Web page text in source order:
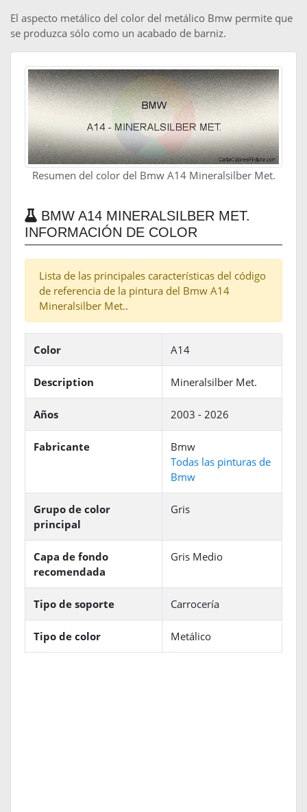
El aspecto metálico del color del metálico Bmw permite que
se produzca sólo como un acabado de barniz.
Resumen del color del Bmw A14 Mineralsilber Met.
BMW A14 MINERALSILBER MET.
INFORMACIÓN DE COLOR
Lista de las principales características del código
de referencia de la pintura del Bmw A14
Mineralsilber Met..
Color A14
Description Mineralsilber Met.
Años 2003 - 2026
Fabricante
Bmw
Todas las pinturas de
Bmw
Grupo de color
principal
Gris
Capa de fondo
recomendada
Gris Medio
Tipo de soporte Carrocería
Tipo de color Metálico